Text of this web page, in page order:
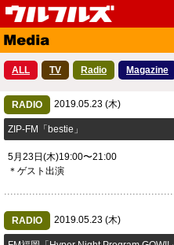
Top
Media
Profile
Fanclub
Contact
ALL TV Radio Magazine
RADIO 2019.05.23 (木)
​ZIP-FM「bestie」
5月23日(木)19:00〜21:00
＊ゲスト出演
RADIO 2019.05.23 (木)